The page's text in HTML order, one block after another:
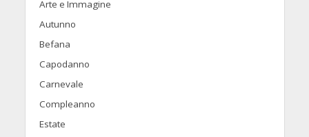
Arte e Immagine
Autunno
Befana
Capodanno
Carnevale
Compleanno
Estate